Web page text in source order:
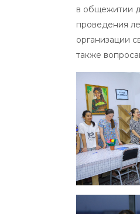
в общежитии
проведения
организации
также